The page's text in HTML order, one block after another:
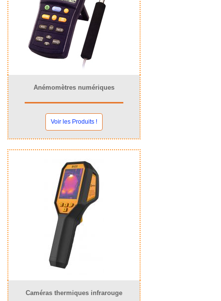
Anémomètres numériques
Voir les Produits !
Caméras thermiques infrarouge